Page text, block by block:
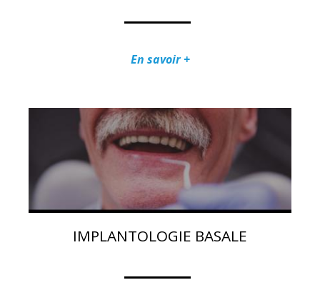
En savoir +
IMPLANTOLOGIE BASALE